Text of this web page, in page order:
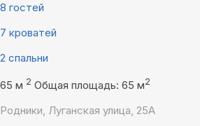
8 гостей
7 кроватей
2 спальни
65 м 2 Общая площадь: 65 м2
Родники, Луганская улица, 25А